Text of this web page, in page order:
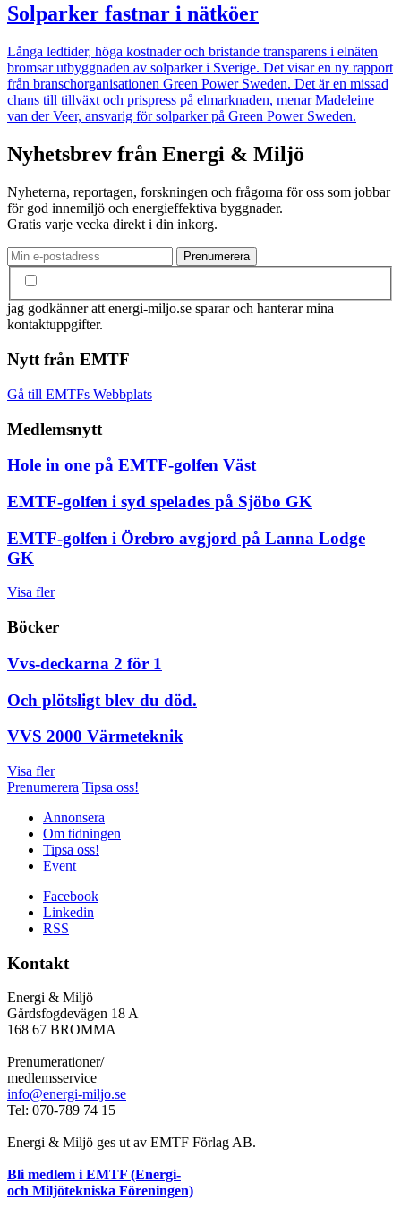
Solparker fastnar i nätköer
Långa ledtider, höga kostnader och bristande transparens i elnäten
bromsar utbyggnaden av solparker i Sverige. Det visar en ny rapport
från branschorganisationen Green Power Sweden. Det är en missad
chans till tillväxt och prispress på elmarknaden, menar Madeleine
van der Veer, ansvarig för solparker på Green Power Sweden.
Nyhetsbrev från Energi & Miljö
Nyheterna, reportagen, forskningen och frågorna för oss som jobbar
för god innemiljö och energieffektiva byggnader.
Gratis varje vecka direkt i din inkorg.
jag godkänner att energi-miljo.se sparar och hanterar mina
kontaktuppgifter.
Nytt från EMTF
Gå till EMTFs Webbplats
Medlemsnytt
Hole in one på EMTF-golfen Väst
EMTF-golfen i syd spelades på Sjöbo GK
EMTF-golfen i Örebro avgjord på Lanna Lodge
GK
Visa fler
Böcker
Vvs-deckarna 2 för 1
Och plötsligt blev du död.
VVS 2000 Värmeteknik
Visa fler
Prenumerera Tipsa oss!
Annonsera
Om tidningen
Tipsa oss!
Event
Facebook
Linkedin
RSS
Kontakt
Energi & Miljö
Gårdsfogdevägen 18 A
168 67 BROMMA
Prenumerationer/
medlemsservice
info@energi-miljo.se
Tel: 070-789 74 15
Energi & Miljö ges ut av EMTF Förlag AB.
Bli medlem i EMTF (Energi-
och Miljötekniska Föreningen)